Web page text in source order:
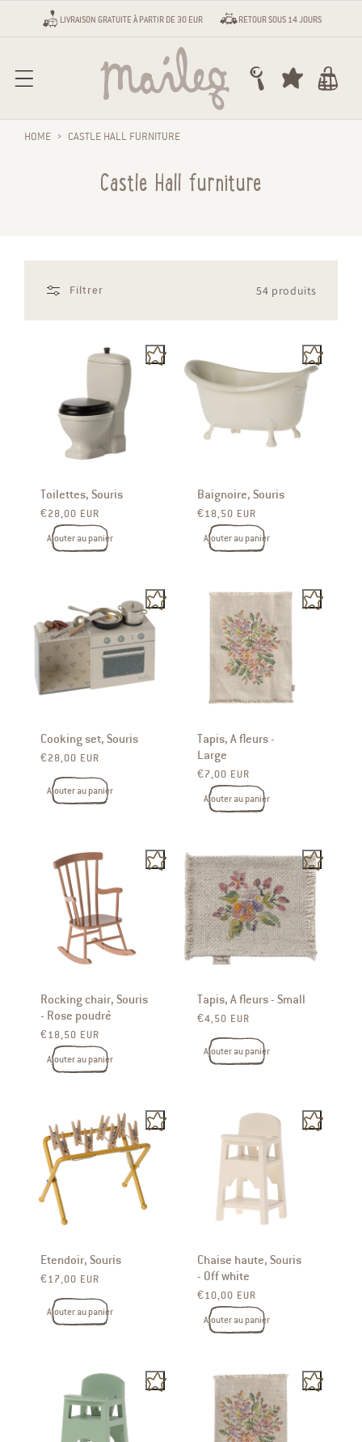
Aller au contenuLIVRAISON GRATUITE À PARTIR DE 30 EUR RETOUR SOUS 14 JOURS
Chariot
HOME › CASTLE HALL FURNITURE
Castle Hall furniture
Filtrer 54 produits
Toilettes, Souris
Prix ​​habituel
€28,00 EUR
Ajouter au panier
Baignoire, Souris
Prix ​​habituel
€18,50 EUR
Ajouter au panier
Cooking set, Souris
Prix ​​habituel
€28,00 EUR
Ajouter au panier
Tapis, A fleurs -
Large
Prix ​​habituel
€7,00 EUR
Ajouter au panier
Rocking chair, Souris
- Rose poudré
Prix ​​habituel
€18,50 EUR
Ajouter au panier
Tapis, A fleurs - Small
Prix ​​habituel
€4,50 EUR
Ajouter au panier
Etendoir, Souris
Prix ​​habituel
€17,00 EUR
Ajouter au panier
Chaise haute, Souris
- Off white
Prix ​​habituel
€10,00 EUR
Ajouter au panier